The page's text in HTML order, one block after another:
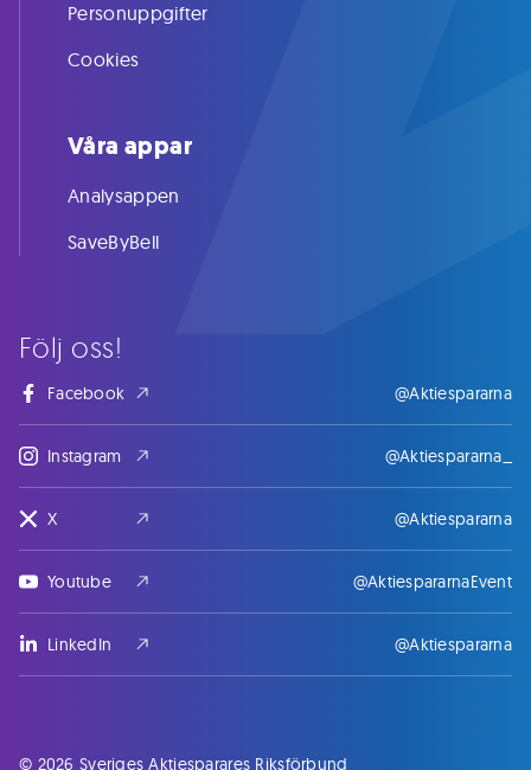
Följ oss!
Facebook @Aktiespararna
Instagram @Aktiespararna_
X @Aktiespararna
Youtube @AktiespararnaEvent
LinkedIn @Aktiespararna
Personuppgifter
Cookies
Våra appar
Analysappen
SaveByBell
© 2026 Sveriges Aktiesparares Riksförbund